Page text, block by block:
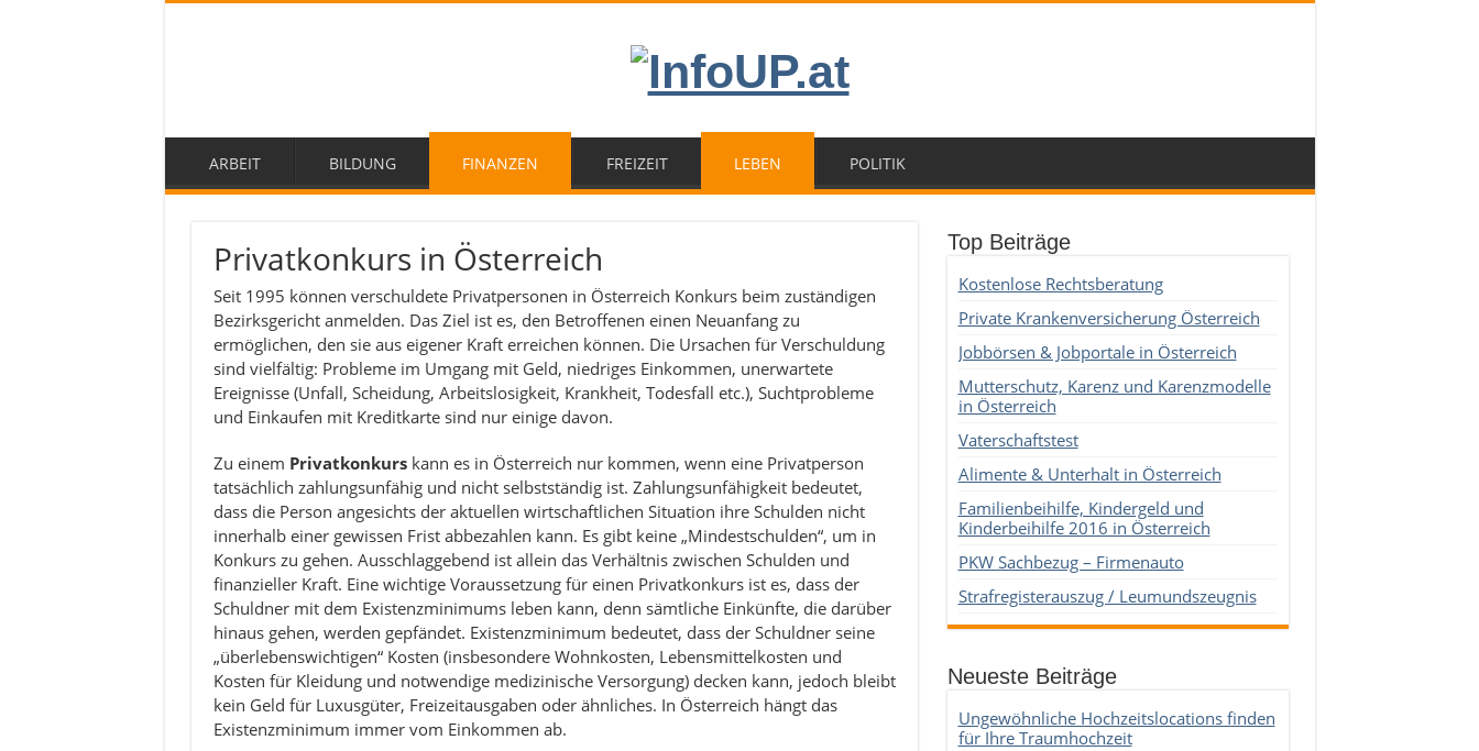
ARBEIT BILDUNG FINANZEN FREIZEIT LEBEN POLITIK
Privatkonkurs in Österreich
Seit 1995 können verschuldete Privatpersonen in Österreich Konkurs beim zuständigen
Bezirksgericht anmelden. Das Ziel ist es, den Betroffenen einen Neuanfang zu
ermöglichen, den sie aus eigener Kraft erreichen können. Die Ursachen für Verschuldung
sind vielfältig: Probleme im Umgang mit Geld, niedriges Einkommen, unerwartete
Ereignisse (Unfall, Scheidung, Arbeitslosigkeit, Krankheit, Todesfall etc.), Suchtprobleme
und Einkaufen mit Kreditkarte sind nur einige davon.
Zu einem Privatkonkurskann es in Österreich nur kommen, wenn eine Privatperson
tatsächlich zahlungsunfähig und nicht selbstständig ist. Zahlungsunfähigkeit bedeutet,
dass die Person angesichts der aktuellen wirtschaftlichen Situation ihre Schulden nicht
innerhalb einer gewissen Frist abbezahlen kann. Es gibt keine „Mindestschulden“, um in
Konkurs zu gehen. Ausschlaggebend ist allein das Verhältnis zwischen Schulden und
finanzieller Kraft. Eine wichtige Voraussetzung für einen Privatkonkurs ist es, dass der
Schuldner mit dem Existenzminimums leben kann, denn sämtliche Einkünfte, die darüber
hinaus gehen, werden gepfändet. Existenzminimum bedeutet, dass der Schuldner seine
„überlebenswichtigen“ Kosten (insbesondere Wohnkosten, Lebensmittelkosten und
Kosten für Kleidung und notwendige medizinische Versorgung) decken kann, jedoch bleibt
kein Geld für Luxusgüter, Freizeitausgaben oder ähnliches. In Österreich hängt das
Existenzminimum immer vom Einkommen ab.
Top Beiträge
Kostenlose Rechtsberatung
Private Krankenversicherung Österreich
Jobbörsen & Jobportale in Österreich
Mutterschutz, Karenz und Karenzmodelle
in Österreich
Vaterschaftstest
Alimente & Unterhalt in Österreich
Familienbeihilfe, Kindergeld und
Kinderbeihilfe 2016 in Österreich
PKW Sachbezug – Firmenauto
Strafregisterauszug / Leumundszeugnis
Neueste Beiträge
Ungewöhnliche Hochzeitslocations finden
für Ihre Traumhochzeit